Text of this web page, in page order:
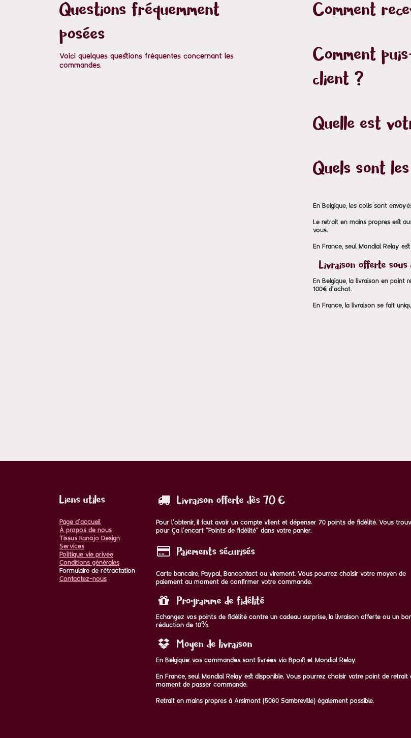
Questions fréquemment
posées
Voici quelques questions fréquentes concernant les
commandes.
Comment
Comment
client ?
Quelle est
Quels sont
En Belgique, les colis sont
Le retrait en mains propres est
vous.
En France, seul Mondial Relay
Livraison offerte sous
En Belgique, la livraison en
100€ d'achat.
En France, la livraison se fait
Liens utiles
Page d'accueil
À propos de nous
Tissus Kanojo Design
Services
Politique vie privée
Conditions générales
Formulaire de rétractation
Contactez-nous
Livraison offerte dès 70 €
Pour l'obtenir, il faut avoir un compte vlient et dépenser 70 points de fidélité. Vous
pour ça l'encart "Points de fidélité" dans votre panier.
Paiements sécurisés
Carte bancaire, Paypal, Bancontact ou virement. Vous pourrez choisir votre moyen de
paiement au moment de confirmer votre commande.
Programme de fidélité
Echangez vos points de fidélité contre un cadeau surprise, la livraison offerte ou un
réduction de 10%.
Moyen de livraison
En Belgique: vos commandes sont livrées via Bpost et Mondial Relay.
En France, seul Mondial Relay est disponible. Vous pourrez choisir votre point de retrait
moment de passer commande.
Retrait en mains propres à Arsimont (5060 Sambreville) également possible.